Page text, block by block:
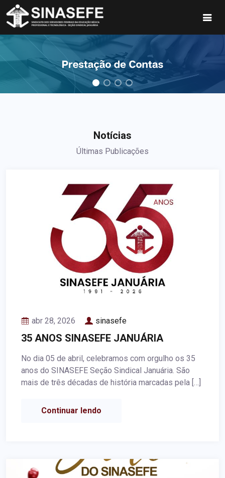
Notícias
Últimas Publicações
abr 28, 2026 sinasefe
35 ANOS SINASEFE JANUÁRIA
No dia 05 de abril, celebramos com orgulho os 35
anos do SINASEFE Seção Sindical Januária. São
mais de três décadas de história marcadas pela […]
Continuar lendo